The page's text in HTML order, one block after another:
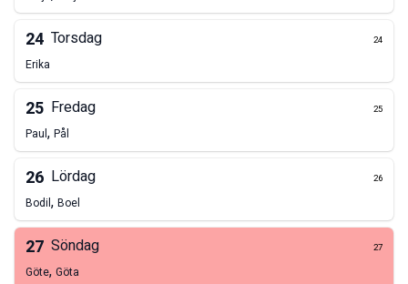
24 Torsdag 24
Erika
25 Fredag 25
Paul, Pål
26 Lördag 26
Bodil, Boel
27 Söndag 27
Göte, Göta